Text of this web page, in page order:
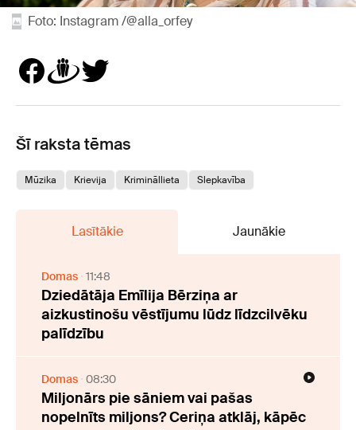
Foto: Instagram /@alla_orfey
Šī raksta tēmas
Mūzika Krievija Krimināllieta Slepkavība
Lasītākie Jaunākie
Domas 11:48
Dziedātāja Emīlija Bērziņa ar
aizkustinošu vēstījumu lūdz līdzcilvēku
palīdzību
Domas 08:30
Miljonārs pie sāniem vai pašas
nopelnīts miljons? Ceriņa atklāj, kāpēc